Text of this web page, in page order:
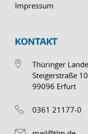
Impressum
KONTAKT
Thüringer
Steigerstraße 10
99096 Erfurt
0361 21177-0